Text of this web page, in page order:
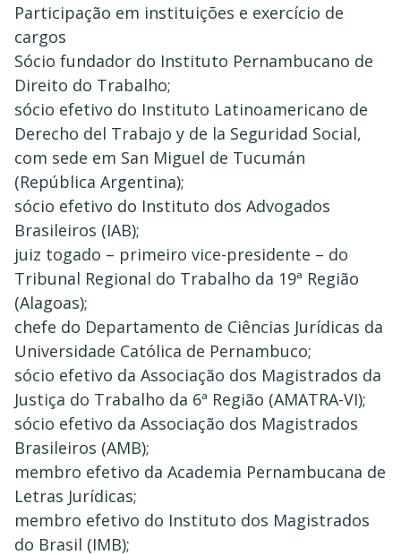
Participação em instituições e exercício de
cargos
Sócio fundador do Instituto Pernambucano de
Direito do Trabalho;
sócio efetivo do Instituto Latinoamericano de
Derecho del Trabajo y de la Seguridad Social,
com sede em San Miguel de Tucumán
(República Argentina);
sócio efetivo do Instituto dos Advogados
Brasileiros (IAB);
juiz togado – primeiro vice-presidente – do
Tribunal Regional do Trabalho da 19ª Região
(Alagoas);
chefe do Departamento de Ciências Jurídicas da
Universidade Católica de Pernambuco;
sócio efetivo da Associação dos Magistrados da
Justiça do Trabalho da 6ª Região (AMATRA-VI);
sócio efetivo da Associação dos Magistrados
Brasileiros (AMB);
membro efetivo da Academia Pernambucana de
Letras Jurídicas;
membro efetivo do Instituto dos Magistrados
do Brasil (IMB);